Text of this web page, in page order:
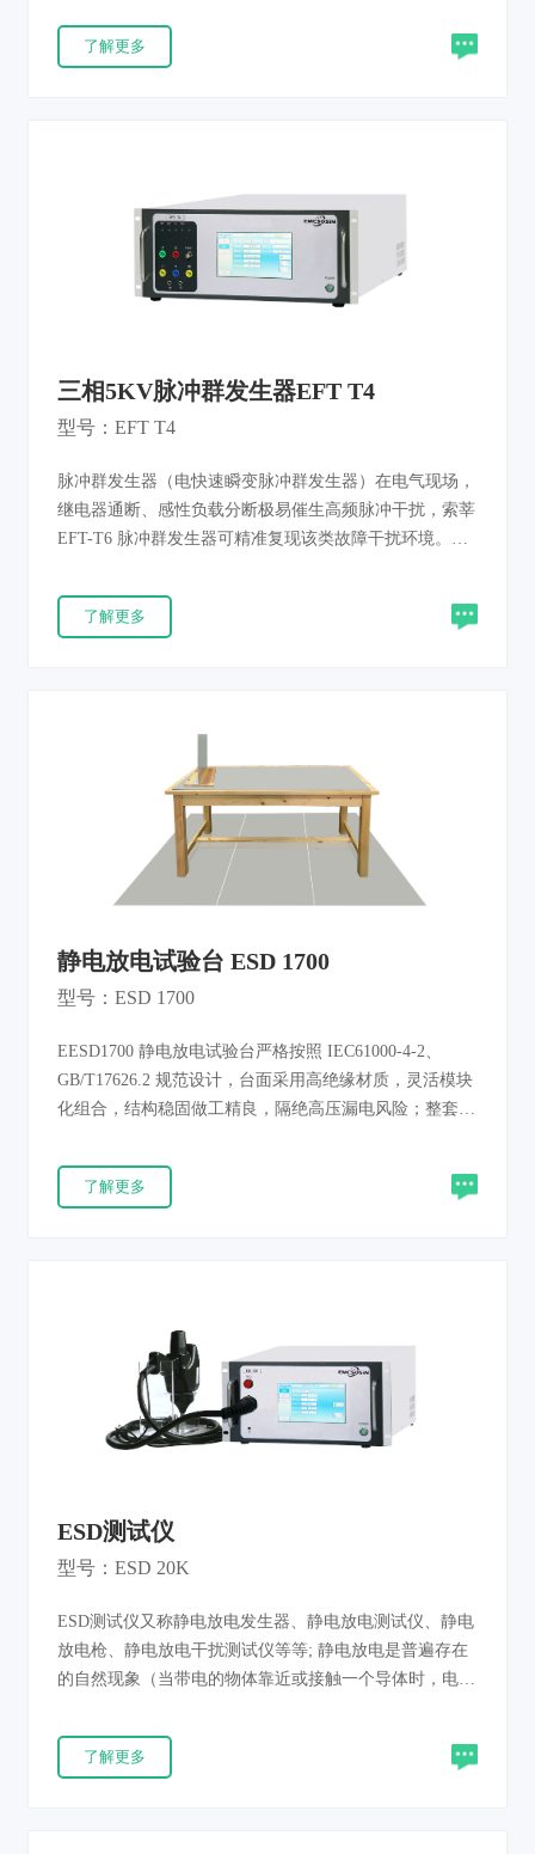
给半导体结电容累积充电，达到阈值后易造成设备误动
作、程序错乱。 本仪器依据 IEC61000-4-4、EN 61000-4-
了解更多
三相5KV脉冲群发生器EFT T4
型号：EFT T4
脉冲群发生器（电快速瞬变脉冲群发生器）在电气现场，
继电器通断、感性负载分断极易催生高频脉冲干扰，索莘
EFT-T6 脉冲群发生器可精准复现该类故障干扰环境。此
特征，密集窄脉冲累积充电会击穿半导体器件、造成整机
误动作。本机针对产品电源、信号、控制、接地端口开展
了解更多
静电放电试验台 ESD 1700
型号：ESD 1700
EESD1700 静电放电试验台严格按照 IEC61000-4-2、
GB/T17626.2 规范设计，台面采用高绝缘材质，灵活模块
化组合，结构稳固做工精良，隔绝高压漏电风险；整套搭
速安全泄放，避免电荷积聚打火。整机结构稳固牢靠，板
材用料扎实，从环境布局到配件配置多重防护，既能保护
了解更多
ESD测试仪
型号：ESD 20K
ESD测试仪又称静电放电发生器、静电放电测试仪、静电
放电枪、静电放电干扰测试仪等等; 静电放电是普遍存在
的自然现象（当带电的物体靠近或接触一个导体时，电荷
子设备、装置或系统的影响无处不在，是一种危害程度极
高的电磁能量。只有提高电子产品抗静电能力水平才能保
了解更多